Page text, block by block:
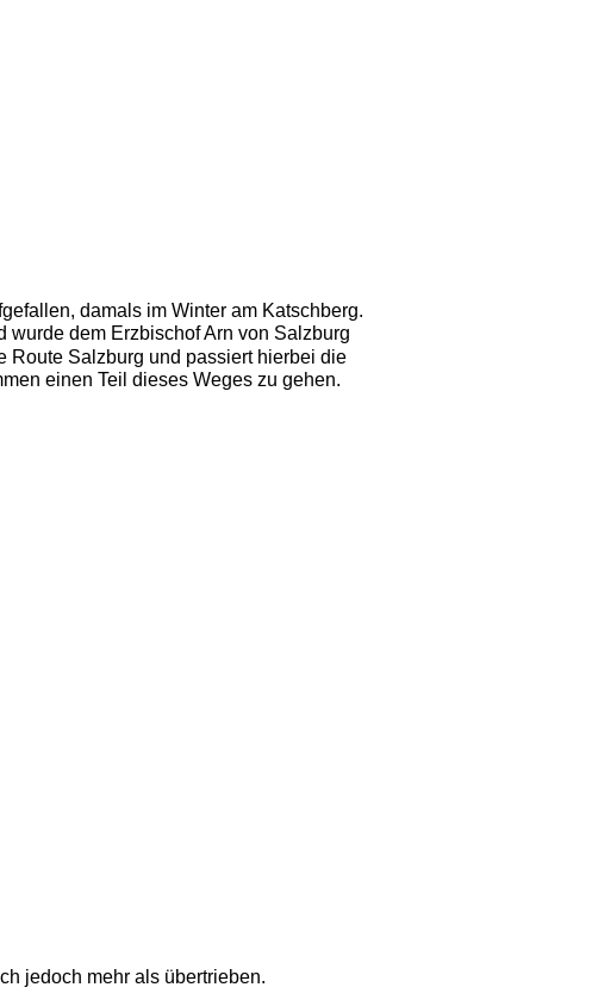
damals im Winter am Katschberg.
dem Erzbischof Arn von Salzburg
Route Salzburg und passiert hierbei die
einen Teil dieses Weges zu gehen.
jedoch mehr als übertrieben.